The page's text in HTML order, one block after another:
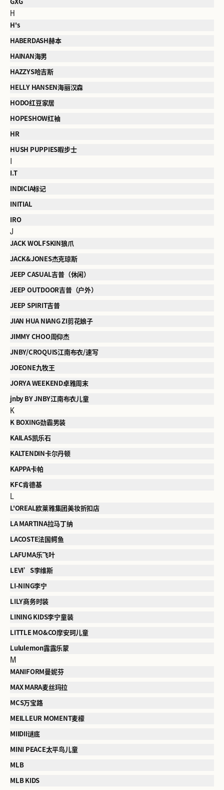
GXG
H
H's
HABERDASH赫本
HAINAN海男
HAZZYS哈吉斯
HELLY HANSEN海丽汉森
HODO红豆家居
HOPESHOW红袖
HR
HUSH PUPPIES暇步士
I
I.T
INDICIA标记
INITIAL
IRO
J
JACK WOLFSKIN狼爪
JACK&JONES杰克琼斯
JEEP CASUAL吉普（休闲）
JEEP OUTDOOR吉普（户外）
JEEP SPIRIT吉普
JIAN HUA NIANG ZI剪花娘子
JIMMY CHOO周仰杰
JNBY/CROQUIS江南布衣/速写
JOEONE九牧王
JORYA WEEKEND卓雅周末
jnby BY JNBY江南布衣儿童
K
K BOXING劲霸男装
KAILAS凯乐石
KALTENDIN卡尔丹顿
KAPPA卡帕
KFC肯德基
L
L'OREAL欧莱雅集团美妆折扣店
LA MARTINA拉马丁纳
LACOSTE法国鳄鱼
LAFUMA乐飞叶
LEVI’S李维斯
LI-NING李宁
LILY商务时装
LINING KIDS李宁童装
LITTLE MO&CO摩安珂儿童
Lululemon露露乐蒙
M
MANIFORM曼妮芬
MAX MARA麦丝玛拉
MCS万宝路
MEILLEUR MOMENT麦檬
MIIDII谜底
MINI PEACE太平鸟儿童
MLB
MLB KIDS